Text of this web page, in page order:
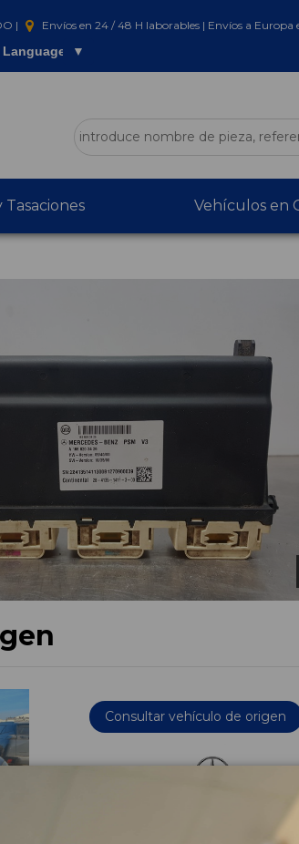
| Envíos en 24 / 48 H laborables | Envíos a Europa
▼
Tasaciones Vehículos en
Consultar vehículo de origen